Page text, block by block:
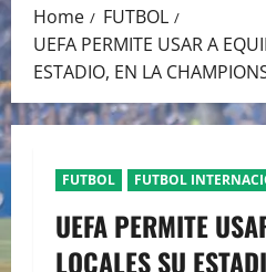
Home
FUTBOL
UEFA PERMITE USAR A
ESTADIO, EN LA
FUTBOL FUTBOL
UEFA PERMITE
LOCALES SU